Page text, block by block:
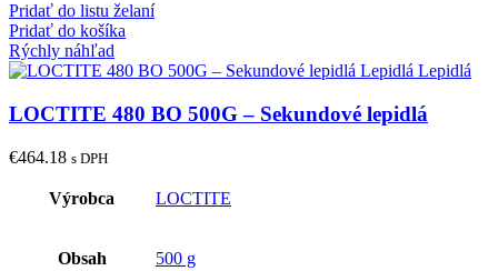
Pridať do listu želaní
Pridať do košíka
Rýchly náhľad
LOCTITE 480 BO 500G – Sekundové lepidlá
€464.18 s DPH
Výrobca LOCTITE
Obsah 500 g